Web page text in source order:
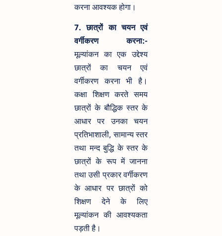
करना आवश्यक होगा।
7. छात्रों का चयन एवं
वर्गीकरण करना:-
मूल्यांकन का एक उद्देश्य
छात्रों का चयन एवं
वर्गीकरण करना भी है।
कक्षा शिक्षण करते समय
छात्रों के बौद्धिक स्तर के
आधार पर उनका चयन
प्रतिभाशाली, सामान्य स्तर
तथा मन्द बुद्धि के स्तर के
छात्रों के रूप में जानना
तथा उसी प्रकार वर्गीकरण
के आधार पर छात्रों को
शिक्षण देने के लिए
मूल्यांकन की आवश्यकता
पड़ती है।